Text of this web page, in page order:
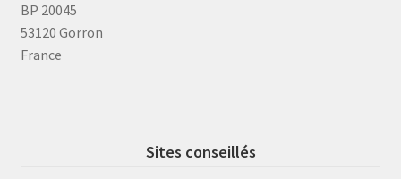
BP 20045
53120 Gorron
France
Sites conseillés